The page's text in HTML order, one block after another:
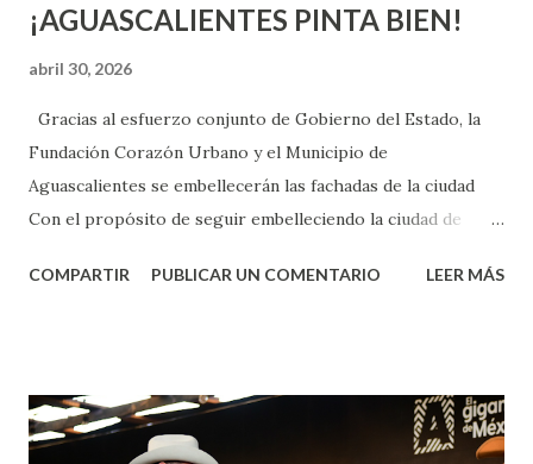
¡AGUASCALIENTES PINTA BIEN!
abril 30, 2026
Gracias al esfuerzo conjunto de Gobierno del Estado, la
Fundación Corazón Urbano y el Municipio de
Aguascalientes se embellecerán las fachadas de la ciudad
Con el propósito de seguir embelleciendo la ciudad de
municipal, Leo Montañez dio inicio al programa
Corazón Urbano y el Municipio capital. Leo Montañez
informó que en este programa se usarán cerca de 90 mil
COMPARTIR PUBLICAR UN COMENTARIO LEER MÁS